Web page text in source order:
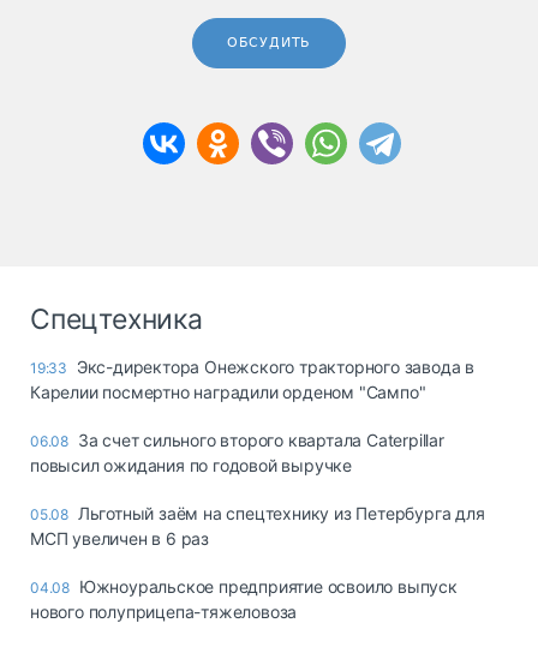
ОБСУДИТЬ
Спецтехника
19:33
Экс-директора Онежского тракторного завода в
Карелии посмертно наградили орденом "Сампо"
06.08 За счет сильного второго квартала Caterpillar
повысил ожидания по годовой выручке
05.08 Льготный заём на спецтехнику из Петербурга для
МСП увеличен в 6 раз
04.08 Южноуральское предприятие освоило выпуск
нового полуприцепа-тяжеловоза